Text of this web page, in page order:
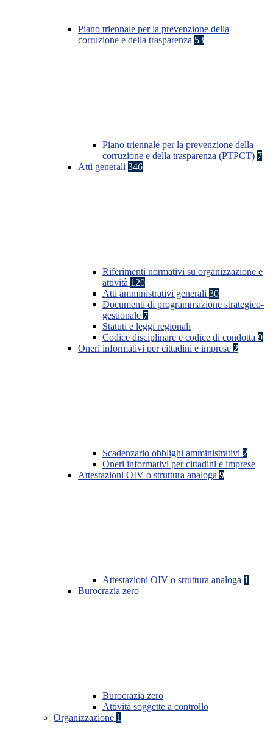
Piano triennale per la prevenzione della
corruzione e della trasparenza 53
Piano triennale per la prevenzione della
corruzione e della trasparenza (PTPCT) 7
Atti generali 346
Riferimenti normativi su organizzazione e
attività 120
Atti amministrativi generali 30
Documenti di programmazione strategico-
gestionale 7
Statuti e leggi regionali
Codice disciplinare e codice di condotta 9
Oneri informativi per cittadini e imprese 2
Scadenzario obblighi amministrativi 2
Oneri informativi per cittadini e imprese
Attestazioni OIV o struttura analoga 9
Attestazioni OIV o struttura analoga 1
Burocrazia zero
Burocrazia zero
Attività soggette a controllo
Organizzazione 1